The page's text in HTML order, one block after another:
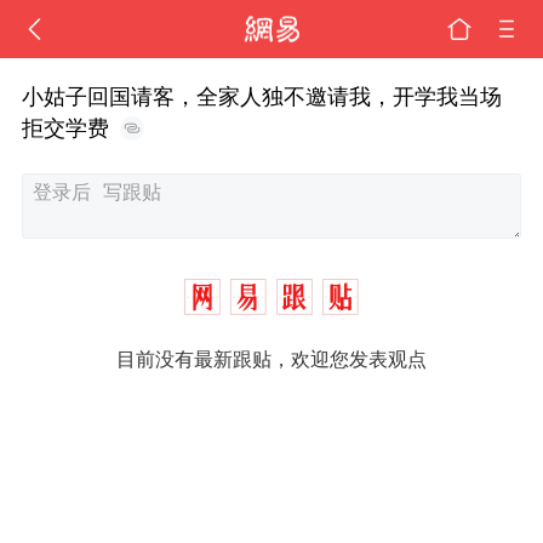
小姑子回国请客，全家人独不邀请我，开学我当场
拒交学费
目前没有最新跟贴，欢迎您发表观点